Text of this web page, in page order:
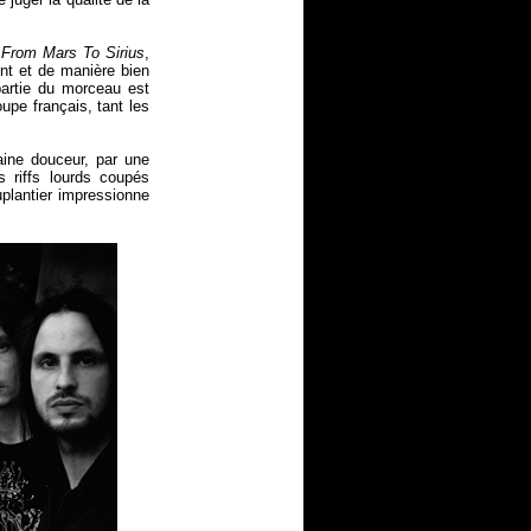
From Mars To Sirius,
et de manière bien
du morceau est
français, tant les
douceur, par une
riffs lourds coupés
impressionne